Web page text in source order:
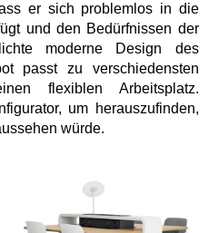
er sich problemlos in die
und den Bedürfnissen der
moderne Design des
passt zu verschiedensten
flexiblen Arbeitsplatz.
um herauszufinden,
würde.